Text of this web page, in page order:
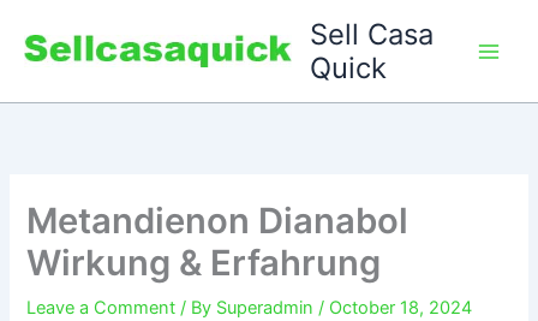
Sell Casa
Quick
Metandienon Dianabol
Wirkung & Erfahrung
Leave a Comment / By Superadmin / October 18, 2024